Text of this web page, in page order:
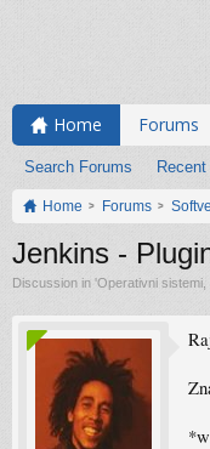
Home Forums
Search Forums
Home Forums
Jenkins -
Discussion in 'Operativni sistemi,